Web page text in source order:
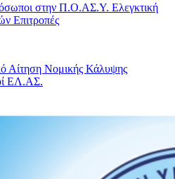
στην Π.Ο.ΑΣ.Υ. Ελεγκτική
Επιτροπές
Αίτηση Νομικής Κάλυψης
ΕΛ.ΑΣ.